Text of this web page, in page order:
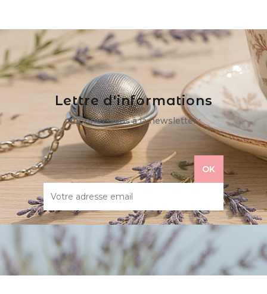
Lettre d'informations
Abonnez-vous à la newsletter :